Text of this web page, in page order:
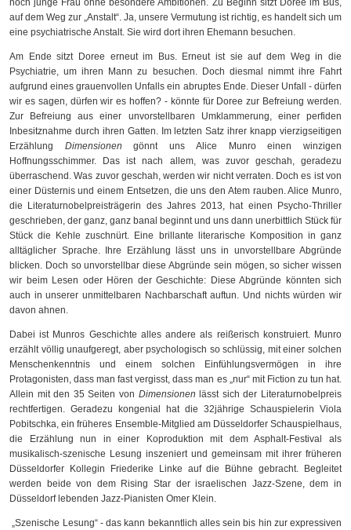
noch junge Frau ohne besondere Ambitionen. Zu Beginn sitzt Doree im Bus,
auf dem Weg zur „Anstalt“. Ja, unsere Vermutung ist richtig, es handelt sich um
eine psychiatrische Anstalt. Sie wird dort ihren Ehemann besuchen.
Am Ende sitzt Doree erneut im Bus. Erneut ist sie auf dem Weg in die
Psychiatrie, um ihren Mann zu besuchen. Doch diesmal nimmt ihre Fahrt
aufgrund eines grauenvollen Unfalls ein abruptes Ende. Dieser Unfall - dürfen
wir es sagen, dürfen wir es hoffen? - könnte für Doree zur Befreiung werden.
Zur Befreiung aus einer unvorstellbaren Umklammerung, einer perfiden
Inbesitznahme durch ihren Gatten. Im letzten Satz ihrer knapp vierzigseitigen
Erzählung Dimensionen gönnt uns Alice Munro einen winzigen
Hoffnungsschimmer. Das ist nach allem, was zuvor geschah, geradezu
überraschend. Was zuvor geschah, werden wir nicht verraten. Doch es ist von
einer Düsternis und einem Entsetzen, die uns den Atem rauben. Alice Munro,
die Literaturnobelpreisträgerin des Jahres 2013, hat einen Psycho-Thriller
geschrieben, der ganz, ganz banal beginnt und uns dann unerbittlich Stück für
Stück die Kehle zuschnürt. Eine brillante literarische Komposition in ganz
alltäglicher Sprache. Ihre Erzählung lässt uns in unvorstellbare Abgründe
blicken. Doch so unvorstellbar diese Abgründe sein mögen, so sicher wissen
wir beim Lesen oder Hören der Geschichte: Diese Abgründe könnten sich
auch in unserer unmittelbaren Nachbarschaft auftun. Und nichts würden wir
davon ahnen.
Dabei ist Munros Geschichte alles andere als reißerisch konstruiert. Munro
erzählt völlig unaufgeregt, aber psychologisch so schlüssig, mit einer solchen
Menschenkenntnis und einem solchen Einfühlungsvermögen in ihre
Protagonisten, dass man fast vergisst, dass man es „nur“ mit Fiction zu tun hat.
Allein mit den 35 Seiten von Dimensionen lässt sich der Literaturnobelpreis
rechtfertigen. Geradezu kongenial hat die 32jährige Schauspielerin Viola
Pobitschka, ein früheres Ensemble-Mitglied am Düsseldorfer Schauspielhaus,
die Erzählung nun in einer Koproduktion mit dem Asphalt-Festival als
musikalisch-szenische Lesung inszeniert und gemeinsam mit ihrer früheren
Düsseldorfer Kollegin Friederike Linke auf die Bühne gebracht. Begleitet
werden beide von dem Rising Star der israelischen Jazz-Szene, dem in
Düsseldorf lebenden Jazz-Pianisten Omer Klein.
„Szenische Lesung“ - das kann bekanntlich alles sein bis hin zur expressiven